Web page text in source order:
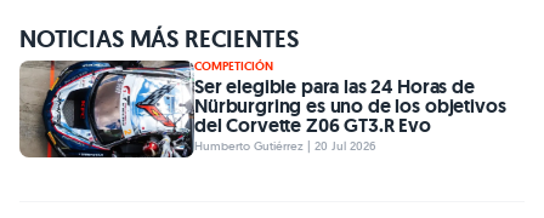
NOTICIAS MÁS RECIENTES
COMPETICIÓN
Ser elegible para las 24 Horas de
Nürburgring es uno de los objetivos
del Corvette Z06 GT3.R Evo
Humberto Gutiérrez | 20 Jul 2026